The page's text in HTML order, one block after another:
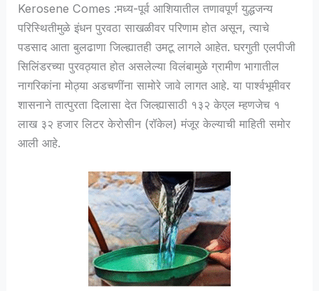
Kerosene Comes :मध्य-पूर्व आशियातील तणावपूर्ण युद्धजन्य
परिस्थितीमुळे इंधन पुरवठा साखळीवर परिणाम होत असून, त्याचे
पडसाद आता बुलढाणा जिल्ह्यातही उमटू लागले आहेत. घरगुती एलपीजी
सिलिंडरच्या पुरवठ्यात होत असलेल्या विलंबामुळे ग्रामीण भागातील
नागरिकांना मोठ्या अडचणींना सामोरे जावे लागत आहे. या पार्श्वभूमीवर
शासनाने तात्पुरता दिलासा देत जिल्ह्यासाठी १३२ केएल म्हणजेच १
लाख ३२ हजार लिटर केरोसीन (रॉकेल) मंजूर केल्याची माहिती समोर
आली आहे.